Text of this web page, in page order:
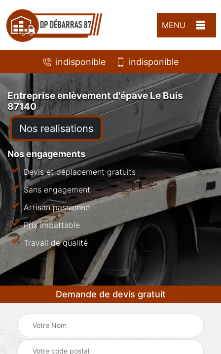
MENU
indisponible indisponible
Entreprise enlèvement d'épave Le Buis
87140
Nos realisations
Nos engagements
Devis et déplacement gratuits
Sans engagement
Artisan passionné
Prix imbattable
Travail de qualité
Demande de devis gratuit